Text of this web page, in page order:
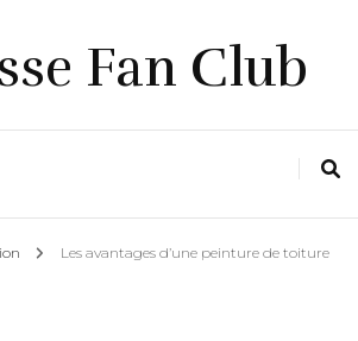
Fan Club
Les avantages d’une peinture de toiture